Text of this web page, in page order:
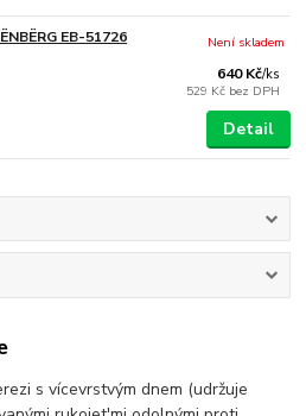
EB-51726
640 Kč/ks
529 Kč bez DPH
Není skladem
Detail
s vícevrstvým dnem (udržuje